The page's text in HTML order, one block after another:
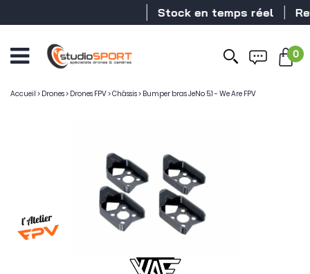
Stock en temps réel
0
Accueil > Drones> Drones FPV>Châssis> Bumper bras JeNo 5.1 - We Are FPV